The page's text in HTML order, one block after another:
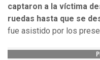
captaron a la víctima
ruedas hasta que se
fue asistido por los